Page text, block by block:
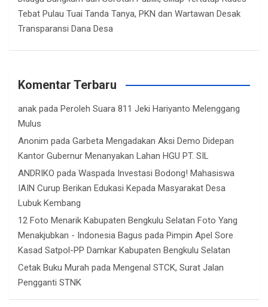
Tebat Pulau Tuai Tanda Tanya, PKN dan Wartawan Desak
Transparansi Dana Desa
Komentar Terbaru
anak pada Peroleh Suara 811 Jeki Hariyanto Melenggang
Mulus
Anonim pada Garbeta Mengadakan Aksi Demo Didepan
Kantor Gubernur Menanyakan Lahan HGU PT. SIL
ANDRIKO pada Waspada Investasi Bodong! Mahasiswa
IAIN Curup Berikan Edukasi Kepada Masyarakat Desa
Lubuk Kembang
12 Foto Menarik Kabupaten Bengkulu Selatan Foto Yang
Menakjubkan - Indonesia Bagus pada Pimpin Apel Sore
Kasad Satpol-PP Damkar Kabupaten Bengkulu Selatan
Cetak Buku Murah pada Mengenal STCK, Surat Jalan
Pengganti STNK